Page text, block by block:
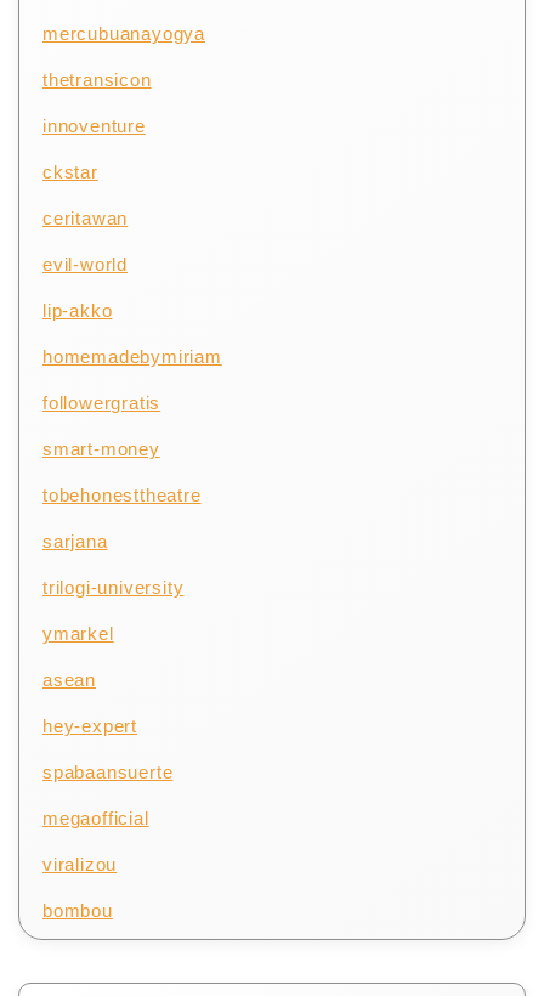
mercubuanayogya
thetransicon
innoventure
ckstar
ceritawan
evil-world
lip-akko
homemadebymiriam
followergratis
smart-money
tobehonesttheatre
sarjana
trilogi-university
ymarkel
asean
hey-expert
spabaansuerte
megaofficial
viralizou
bombou